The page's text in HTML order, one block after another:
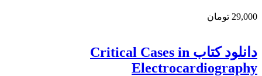
29,000 تومان
دانلود کتاب Critical Cases in
Electrocardiography